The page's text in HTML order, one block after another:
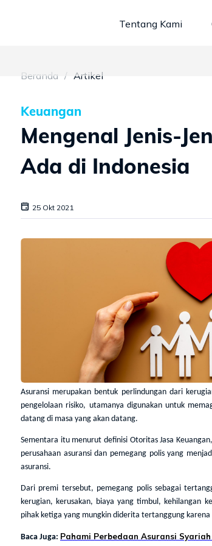
Tentang Kami
Beranda Artikel
Keuangan
Mengenal Jenis-
Ada di Indonesia
25 Okt 2021
Asuransi merupakan bentuk perlindungan dari
pengelolaan risiko, utamanya digunakan untuk
datang di masa yang akan datang.
Sementara itu menurut definisi Otoritas Jasa
perusahaan asuransi dan pemegang polis yang
asuransi.
Dari premi tersebut, pemegang polis sebagai
kerugian, kerusakan, biaya yang timbul, kehilangan
pihak ketiga yang mungkin diderita tertanggung
Baca Juga: Pahami Perbedaan Asuransi